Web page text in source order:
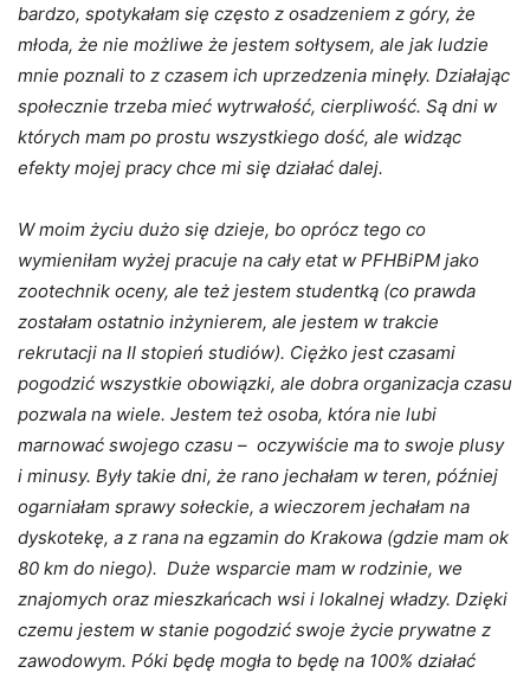
bardzo, spotykałam się często z osadzeniem z góry, że
młoda, że nie możliwe że jestem sołtysem, ale jak ludzie
mnie poznali to z czasem ich uprzedzenia minęły. Działając
społecznie trzeba mieć wytrwałość, cierpliwość. Są dni w
których mam po prostu wszystkiego dość, ale widząc
efekty mojej pracy chce mi się działać dalej.
W moim życiu dużo się dzieje, bo oprócz tego co
wymieniłam wyżej pracuje na cały etat w PFHBiPM jako
zootechnik oceny, ale też jestem studentką (co prawda
zostałam ostatnio inżynierem, ale jestem w trakcie
rekrutacji na II stopień studiów). Ciężko jest czasami
pogodzić wszystkie obowiązki, ale dobra organizacja czasu
pozwala na wiele. Jestem też osoba, która nie lubi
marnować swojego czasu – oczywiście ma to swoje plusy
i minusy. Były takie dni, że rano jechałam w teren, później
ogarniałam sprawy sołeckie, a wieczorem jechałam na
dyskotekę, a z rana na egzamin do Krakowa (gdzie mam ok
80 km do niego). Duże wsparcie mam w rodzinie, we
znajomych oraz mieszkańcach wsi i lokalnej władzy. Dzięki
czemu jestem w stanie pogodzić swoje życie prywatne z
zawodowym. Póki będę mogła to będę na 100% działać